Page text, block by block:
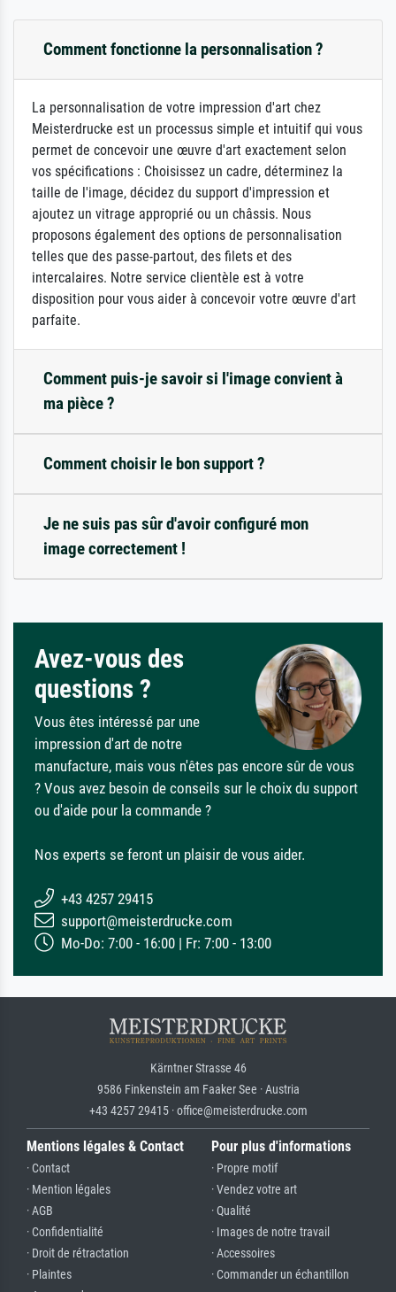
Comment fonctionne la personnalisation ?
La personnalisation de votre impression d'art chez
Meisterdrucke est un processus simple et intuitif qui vous
permet de concevoir une œuvre d'art exactement selon
vos spécifications : Choisissez un cadre, déterminez la
taille de l'image, décidez du support d'impression et
ajoutez un vitrage approprié ou un châssis. Nous
proposons également des options de personnalisation
telles que des passe-partout, des filets et des
intercalaires. Notre service clientèle est à votre
disposition pour vous aider à concevoir votre œuvre d'art
parfaite.
Comment puis-je savoir si l'image convient à
ma pièce ?
Comment choisir le bon support ?
Je ne suis pas sûr d'avoir configuré mon
image correctement !
Avez-vous des
questions ?
Vous êtes intéressé par une
impression d'art de notre
manufacture, mais vous n'êtes pas encore sûr de vous
? Vous avez besoin de conseils sur le choix du support
ou d'aide pour la commande ?
Nos experts se feront un plaisir de vous aider.
+43 4257 29415
support@meisterdrucke.com
Mo-Do: 7:00 - 16:00 | Fr: 7:00 - 13:00
Kärntner Strasse 46
9586 Finkenstein am Faaker See · Austria
+43 4257 29415 · office@meisterdrucke.com
Mentions légales & Contact
· Contact
· Mention légales
· AGB
· Confidentialité
· Droit de rétractation
· Plaintes
Pour plus d'informations
· Propre motif
· Vendez votre art
· Qualité
· Images de notre travail
· Accessoires
· Commander un échantillon